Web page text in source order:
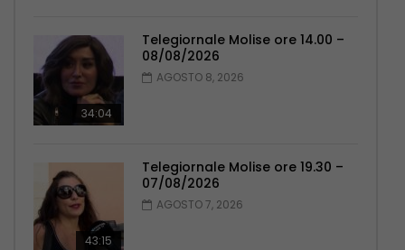
34:04
Telegiornale Molise ore 14.00 –
08/08/2026
AGOSTO 8, 2026
43:15
Telegiornale Molise ore 19.30 –
07/08/2026
AGOSTO 7, 2026